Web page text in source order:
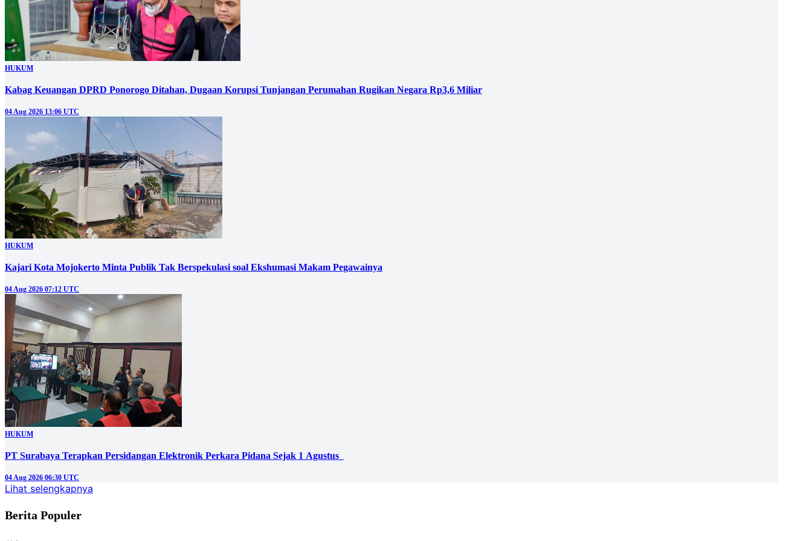
HUKUM
Kabag Keuangan DPRD Ponorogo Ditahan, Dugaan Korupsi Tunjangan Perumahan Rugikan Negara Rp3,6 Miliar
04 Aug 2026 13:06 UTC
HUKUM
Kajari Kota Mojokerto Minta Publik Tak Berspekulasi soal Ekshumasi Makam Pegawainya
04 Aug 2026 07:12 UTC
HUKUM
PT Surabaya Terapkan Persidangan Elektronik Perkara Pidana Sejak 1 Agustus
04 Aug 2026 06:30 UTC
Lihat selengkapnya
Berita Populer